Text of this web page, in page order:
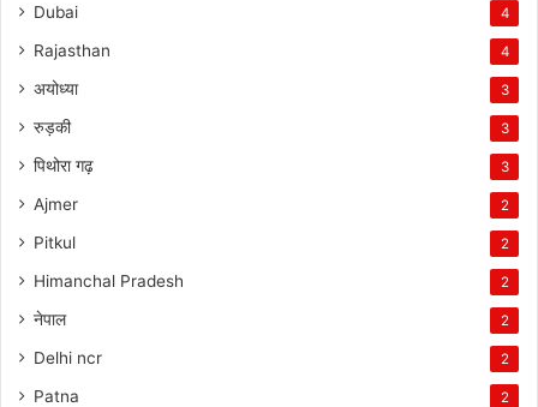
Dubai 4
Rajasthan 4
अयोध्या 3
रुड़की 3
पिथोरा गढ़ 3
Ajmer 2
Pitkul 2
Himanchal Pradesh 2
नेपाल 2
Delhi ncr 2
Patna 2